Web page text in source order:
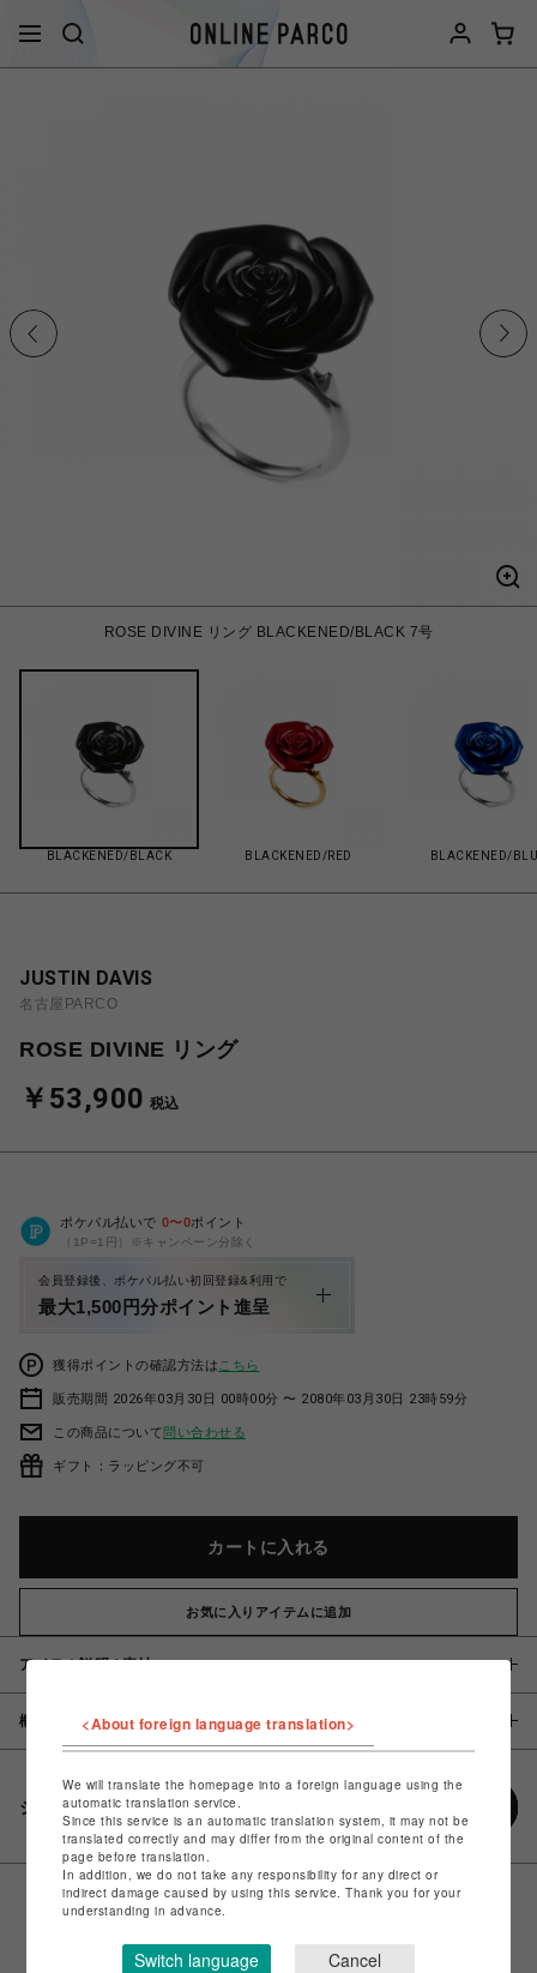
ROSE DIVINE リング BLACKENED/BLACK 7号
BLACKENED/BLACK BLACKENED/RED BLACKENED/
JUSTIN DAVIS
名古屋PARCO
ROSE DIVINE リング
￥53,900 税込
ポケパル払いで 0〜0ポイント
（1P=1円）※キャンペーン分除く
会員登録後、ポケパル払い初回登録&利用で
最大1,500円分ポイント進呈
獲得ポイントの確認方法は こちら
販売期間 2026年03月30日 00時00分 〜 2080年03月30日 23時59分
この商品について問い合わせる
ギフト：ラッピング不可
カートに入れる
お気に入りアイテムに追加
アイテム説明 / 素材
概要
シェアする
<About foreign language translation>
We will translate the homepage into a foreign language using the
automatic translation service.
Since this service is an automatic translation system, it may not be
translated correctly and may differ from the original content of the
page before translation.
In addition, we do not take any responsibility for any direct or
indirect damage caused by using this service. Thank you for your
understanding in advance.
Switch language Cancel